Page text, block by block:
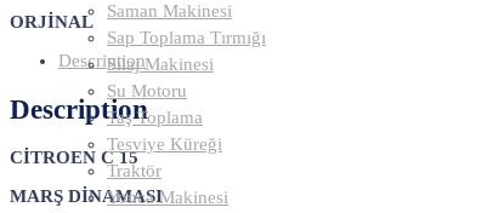
Saman Makinesi
Sap Toplama Tırmığı
Sılaj Makinesi
Su Motoru
Taş Toplama
Tesviye Küreği
Traktör
Yonca Makinesi
ORJİNAL
Description
Description
CİTROEN C 15
MARŞ DİNAMASI